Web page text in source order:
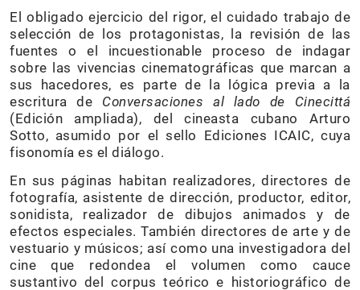
El obligado ejercicio del rigor, el cuidado trabajo de
selección de los protagonistas, la revisión de las
fuentes o el incuestionable proceso de indagar
sobre las vivencias cinematográficas que marcan a
sus hacedores, es parte de la lógica previa a la
escritura de Conversaciones al lado de Cinecittá
(Edición ampliada), del cineasta cubano Arturo
Sotto, asumido por el sello Ediciones ICAIC, cuya
fisonomía es el diálogo.
En sus páginas habitan realizadores, directores de
fotografía, asistente de dirección, productor, editor,
sonidista, realizador de dibujos animados y de
efectos especiales. También directores de arte y de
vestuario y músicos; así como una investigadora del
cine que redondea el volumen como cauce
sustantivo del corpus teórico e historiográfico de